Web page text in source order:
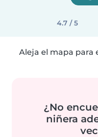
4.7 / 5
Aleja el mapa para
¿No
niñera